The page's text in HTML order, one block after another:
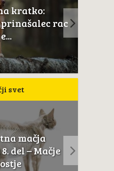
kratko:
rac
svet
mačja
del – Mačje